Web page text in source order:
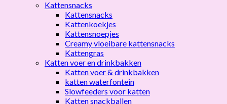
Kattensnacks
Kattensnacks
Kattenkoekjes
Kattensnoepjes
Creamy vloeibare kattensnacks
Kattengras
Katten voer en drinkbakken
Katten voer & drinkbakken
katten waterfontein
Slowfeeders voor katten
Katten snackballen